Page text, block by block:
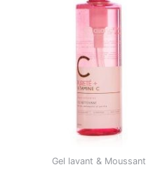
Gel lavant & Moussant